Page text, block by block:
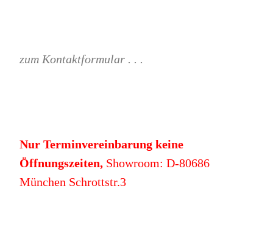
zum Kontaktformular . . .
Nur Terminvereinbarung keine
Öffnungszeiten,Showroom: D-80686
München Schrottstr.3